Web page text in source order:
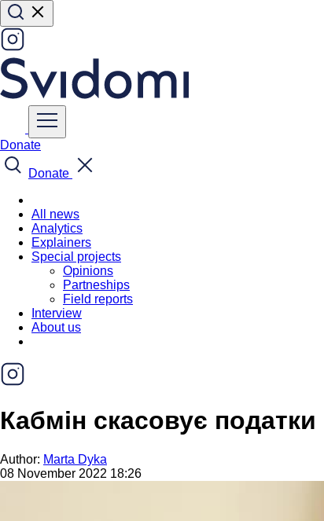
Donate
Donate
All news
Analytics
Explainers
Special projects
Opinions
Partneships
Field reports
Interview
About us
Кабмін скасовує податки
Author: Marta Dyka
08 November 2022 18:26